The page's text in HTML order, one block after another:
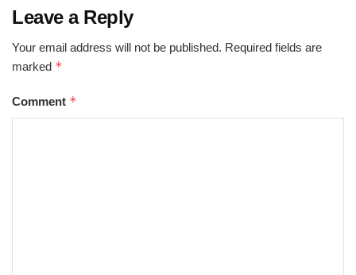
Leave a Reply
Your email address will not be published. Required fields are
marked *
Comment *